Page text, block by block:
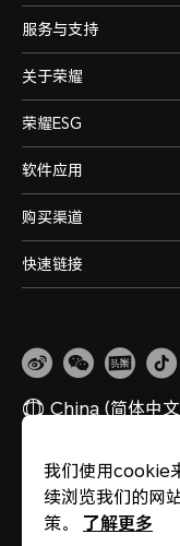
服务与支持
关于荣耀
荣耀ESG
软件应用
购买渠道
快速链接
China (简体中
网站地图 隐私政策 使用
版权所有 © 荣耀终端
我们使用cookie
续浏览我们的网
策。
了解更多